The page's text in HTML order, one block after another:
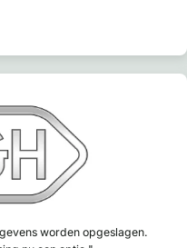
worden opgeslagen.